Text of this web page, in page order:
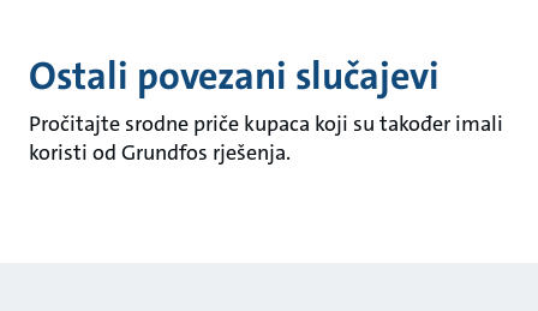
Ostali povezani slučajevi
Pročitajte srodne priče kupaca koji su također imali
koristi od Grundfos rješenja.